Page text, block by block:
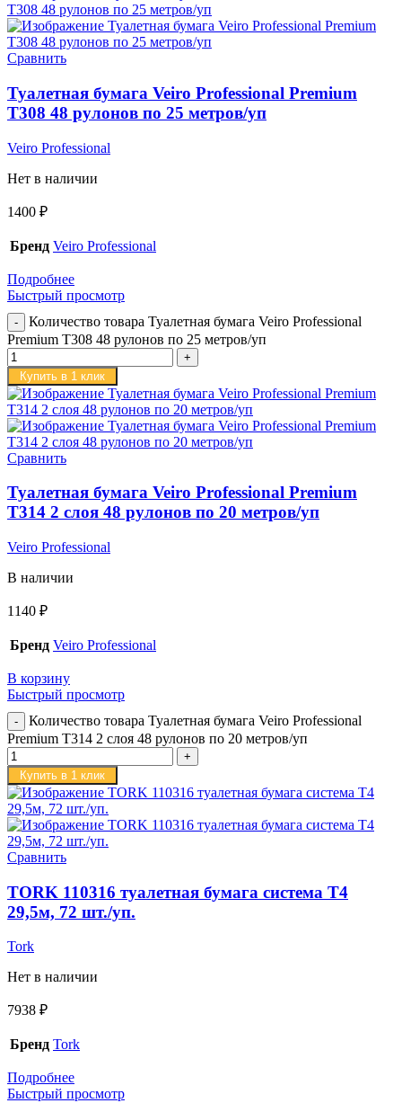
Сравнить
Туалетная бумага Veiro Professional Premium
T308 48 рулонов по 25 метров/уп
Veiro Professional
Нет в наличии
1400 ₽
Бренд Veiro Professional
Подробнее
Быстрый просмотр
Количество товара Туалетная бумага Veiro Professional
Premium T308 48 рулонов по 25 метров/уп
Купить в 1 клик
Сравнить
Туалетная бумага Veiro Professional Premium
T314 2 слоя 48 рулонов по 20 метров/уп
Veiro Professional
В наличии
1140 ₽
Бренд Veiro Professional
В корзину
Быстрый просмотр
Количество товара Туалетная бумага Veiro Professional
Premium T314 2 слоя 48 рулонов по 20 метров/уп
Купить в 1 клик
Сравнить
TORK 110316 туалетная бумага система Т4
29,5м, 72 шт./уп.
Tork
Нет в наличии
7938 ₽
Бренд Tork
Подробнее
Быстрый просмотр